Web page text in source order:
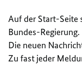
Auf der Start-Seite
Bundes-Regierung.
Die neuen
Zu fast jeder